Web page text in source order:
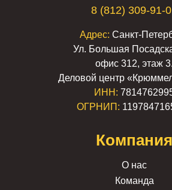
8 (812) 309-91-
Адрес: Санкт-
Ул. Большая
офис 312, этаж 3.
Деловой центр
ИНН:
ОГРНИП:
Компания
О нас
Команда